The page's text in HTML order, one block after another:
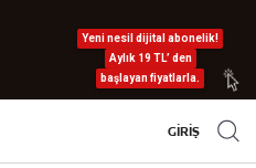
Yeni nesil dijital abonelik!
Aylık 19 TL’ den
başlayan fiyatlarla.
GİRİŞ